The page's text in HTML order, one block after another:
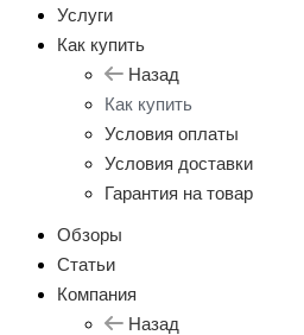
Услуги
Как купить
Назад
Как купить
Условия оплаты
Условия доставки
Гарантия на товар
Обзоры
Статьи
Компания
Назад